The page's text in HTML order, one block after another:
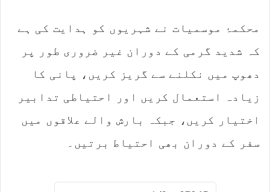
محکمۂ موسمیات نے شہریوں کو ہدایت کی ہے
کہ شدید گرمی کے دوران غیر ضروری طور پر
دھوپ میں نکلنے سے گریز کریں، پانی کا
زیادہ استعمال کریں اور احتیاطی تدابیر
اختیار کریں، جبکہ بارش والے علاقوں میں
سفر کے دوران بھی احتیاط برتیں۔